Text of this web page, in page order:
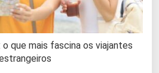
que mais fascina os viajantes